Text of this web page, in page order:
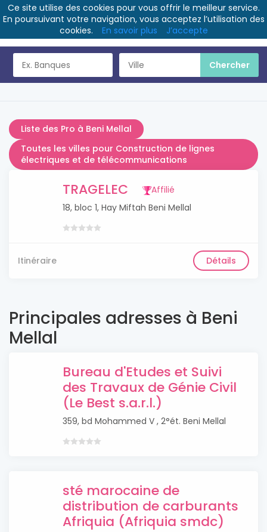
Liste des Pro à Beni Mellal
Toutes les villes pour Construction de lignes
électriques et de télécommunications
TRAGELEC
Affilié
18, bloc 1, Hay Miftah Beni Mellal
Itinéraire Détails
Principales adresses à Beni
Mellal
Bureau d'Etudes et Suivi
des Travaux de Génie Civil
(Le Best s.a.r.l.)
359, bd Mohammed V , 2°ét. Beni Mellal
sté marocaine de
distribution de carburants
Afriquia (Afriquia smdc)
Ce site utilise des cookies pour vous offrir le meilleur service.
En poursuivant votre navigation, vous acceptez l’utilisation des
cookies.
En savoir plus J’accepte